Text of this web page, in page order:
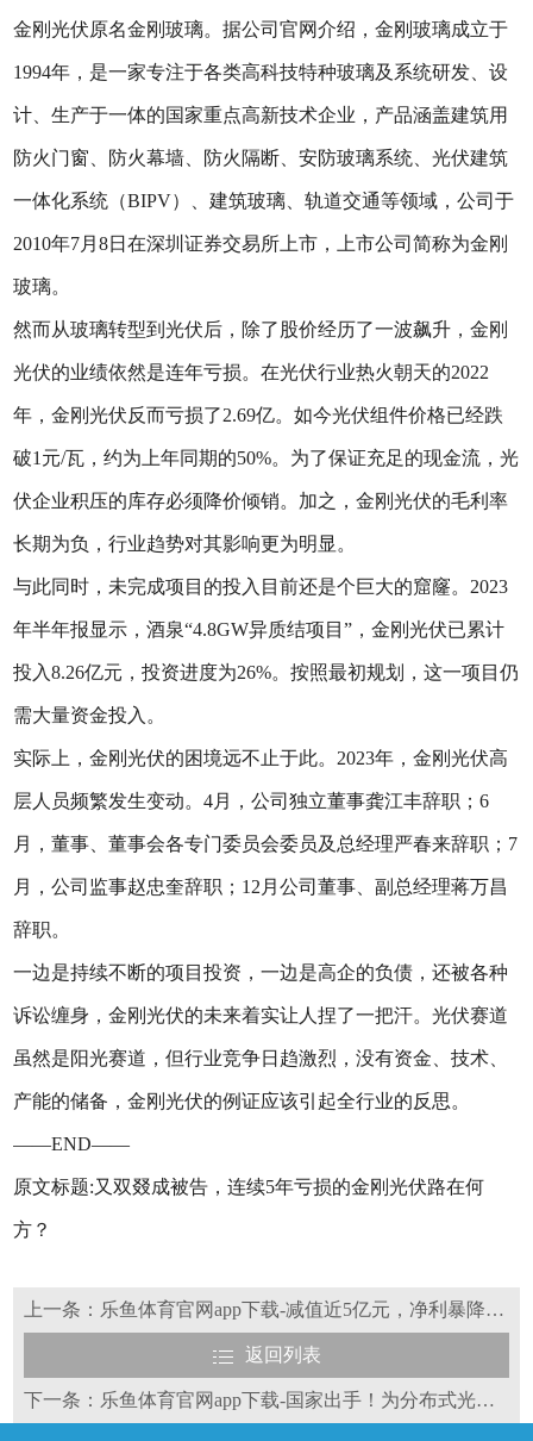
金刚光伏原名金刚玻璃。据公司官网介绍，金刚玻璃成立于
1994年，是一家专注于各类高科技特种玻璃及系统研发、设
计、生产于一体的国家重点高新技术企业，产品涵盖建筑用
防火门窗、防火幕墙、防火隔断、安防玻璃系统、光伏建筑
一体化系统（BIPV）、建筑玻璃、轨道交通等领域，公司于
2010年7月8日在深圳证券交易所上市，上市公司简称为金刚
玻璃。
然而从玻璃转型到光伏后，除了股价经历了一波飙升，金刚
光伏的业绩依然是连年亏损。在光伏行业热火朝天的2022
年，金刚光伏反而亏损了2.69亿。如今光伏组件价格已经跌
破1元/瓦，约为上年同期的50%。为了保证充足的现金流，光
伏企业积压的库存必须降价倾销。加之，金刚光伏的毛利率
长期为负，行业趋势对其影响更为明显。
与此同时，未完成项目的投入目前还是个巨大的窟窿。2023
年半年报显示，酒泉“4.8GW异质结项目”，金刚光伏已累计
投入8.26亿元，投资进度为26%。按照最初规划，这一项目仍
需大量资金投入。
实际上，金刚光伏的困境远不止于此。2023年，金刚光伏高
层人员频繁发生变动。4月，公司独立董事龚江丰辞职；6
月，董事、董事会各专门委员会委员及总经理严春来辞职；7
月，公司监事赵忠奎辞职；12月公司董事、副总经理蒋万昌
辞职。
一边是持续不断的项目投资，一边是高企的负债，还被各种
诉讼缠身，金刚光伏的未来着实让人捏了一把汗。光伏赛道
虽然是阳光赛道，但行业竞争日趋激烈，没有资金、技术、
产能的储备，金刚光伏的例证应该引起全行业的反思。
——END——
原文标题:又双叕成被告，连续5年亏损的金刚光伏路在何
方？
上一条：乐鱼体育官网app下载-减值近5亿元，净利暴降91.59%，硅片业绩雷引线开拔！
返回列表
下一条：乐鱼体育官网app下载-国家出手！为分布式光伏并网扫清障碍